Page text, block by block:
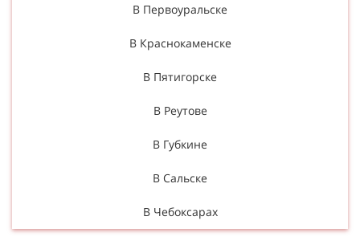
В Первоуральске
В Краснокаменске
В Пятигорске
В Реутове
В Губкине
В Сальске
В Чебоксарах